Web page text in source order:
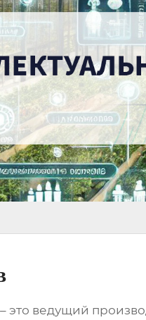
это ведущий